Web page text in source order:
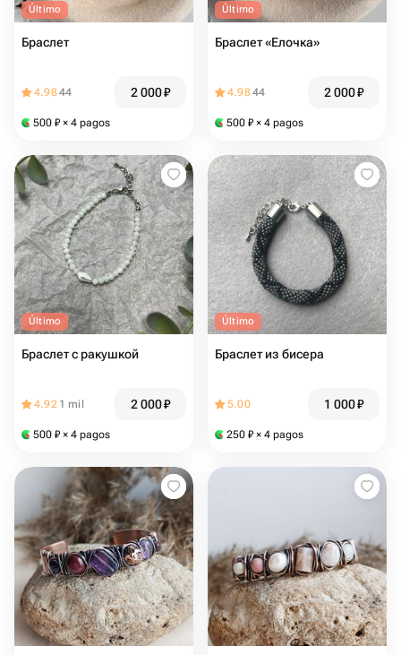
Último
Браслет
4.9844 2 000₽
500 ₽ × 4 pagos
Último
Браслет «Елочка»
4.9844 2 000₽
500 ₽ × 4 pagos
Último
Браслет с ракушкой
4.92 1 mil 2 000₽
500 ₽ × 4 pagos
Último
Браслет из бисера
5.00 1 000₽
250 ₽ × 4 pagos